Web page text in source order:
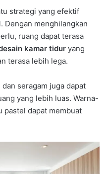
strategi yang efektif
Dengan menghilangkan
ruang dapat terasa
kamar tidur yang
terasa lebih lega.
seragam juga dapat
yang lebih luas. Warna-
pastel dapat membuat